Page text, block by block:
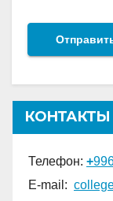
КОНТАКТЫ
Телефон: +
E-mail: